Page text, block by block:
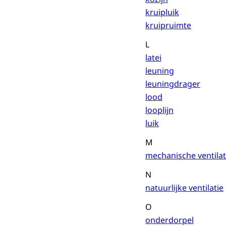
kruipluik
kruipruimte
L
latei
leuning
leuningdrager
lood
looplijn
luik
M
mechanische
N
natuurlijke ventilatie
O
onderdorpel